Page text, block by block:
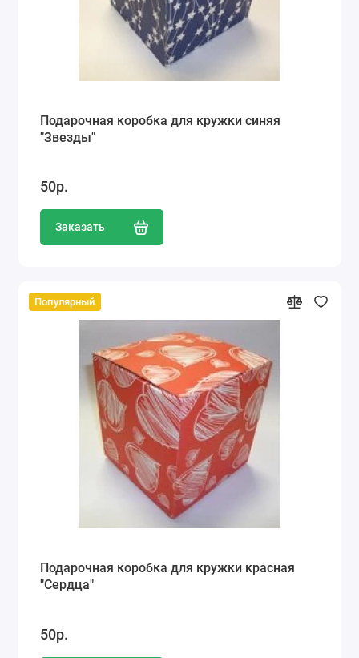
Подарочная коробка для кружки синяя
"Звезды"
50р.
Заказать
Популярный
Подарочная коробка для кружки красная
"Сердца"
50р.